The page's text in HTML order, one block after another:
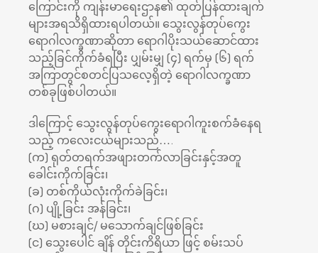
ကြောင်းကို ကျန်းမာရေးဌာန၏ ထုတ်ပြန်ထားချက်
များအရသိရှိထားရပါတယ်။ သွေးလွန်တုပ်ကွေး
ရောဂါလက္ခဏာဆိုတာ ရောဂါပိုးသယ်ဆောင်ထား
သည့်ခြင်ကိုက်ခံရပြီး ပျှမ်းမျှ (၄) ရက်မှ (၆) ရက်
အကြာတွင်စတင်ပြသလေ့ရှိတဲ့ ရောဂါလက္ခဏာ
တစ်ခုဖြစ်ပါတယ်။
ဒါကြောင့် သွေးလွန်တုပ်ကွေးရောဂါကူးစက်ခံနေရ
သည့် ကလေးငယ်များသည်….
(က) ရုတ်တရက်အဖျားတက်လာခြင်းနှင့်အတူ
ခေါင်းကိုက်ခြင်း၊
(ခ) တစ်ကိုယ်လုံးကိုက်ခဲခြင်း၊
(ဂ) ပျို့ခြင်း အန်ခြင်း၊
(ဃ) မစားချင်/ မသောက်ချင်ဖြစ်ခြင်း
(င) သွေးပေါင် ချိန် တိုင်းကိရိယာ ဖြင့် စမ်းသပ်